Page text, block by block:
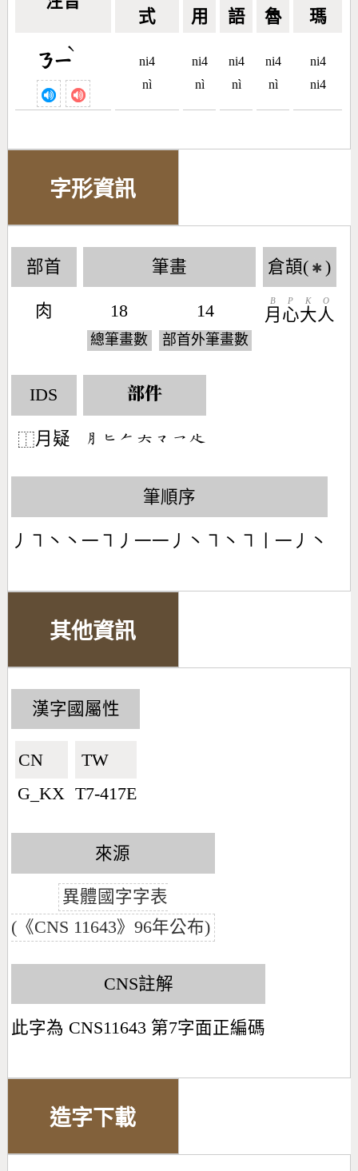
式 用 語 魯 瑪
ㄋㄧ
ˋ
ni4
nì
ni4
nì
ni4
nì
ni4
nì
ni4
ni4
字形資訊
部首
肉
筆畫
18
總筆畫數
14
部首外筆畫數
倉頡( ✱ )
月
B
心
P
大
K
人
O
IDS
⿰月疑
部件
󶅽󶀙󶀩󶁩󶁘󶀏󶃎
筆順序
丿㇕丶丶一㇕丿一一丿丶㇕丶㇕丨一丿丶
其他資訊
漢字國屬性
CN🇨🇳
G_KX
TW🇹🇼
T7-417E
來源
異體國字字表
(《CNS 11643》96年公布)
CNS註解
此字為 CNS11643 第7字面正編碼
造字下載